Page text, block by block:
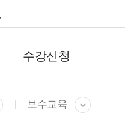
수강신청
보수교육